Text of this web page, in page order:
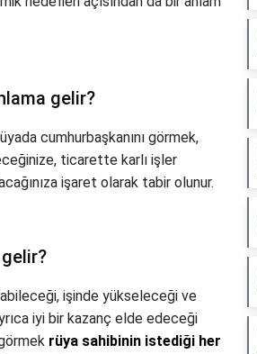
gelir?
cumhurbaşkanını görmek,
ticarette karlı işler
işaret olarak tabir olunur.
işinde yükseleceği ve
iyi bir kazanç elde edeceği
rüya sahibinin istediği her